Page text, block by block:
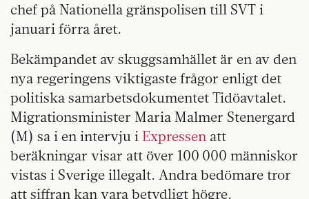
chef på Nationella gränspolisen till SVT i
januari förra året.
Bekämpandet av skuggsamhället är en av den
nya regeringens viktigaste frågor enligt det
politiska samarbetsdokumentet Tidöavtalet.
Migrationsminister Maria Malmer Stenergard
(M) sa i en intervju i Expressenatt
beräkningar visar att över 100 000 människor
vistas i Sverige illegalt. Andra bedömare tror
att siffran kan vara betydligt högre.